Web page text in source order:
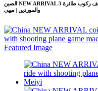
الصين NEW ARRIVAL عملة تعمل لطيف ركوب طائرة 3D كيدي مع مصنع آلة لعبة طائرة الرماية
والموردين | مييي